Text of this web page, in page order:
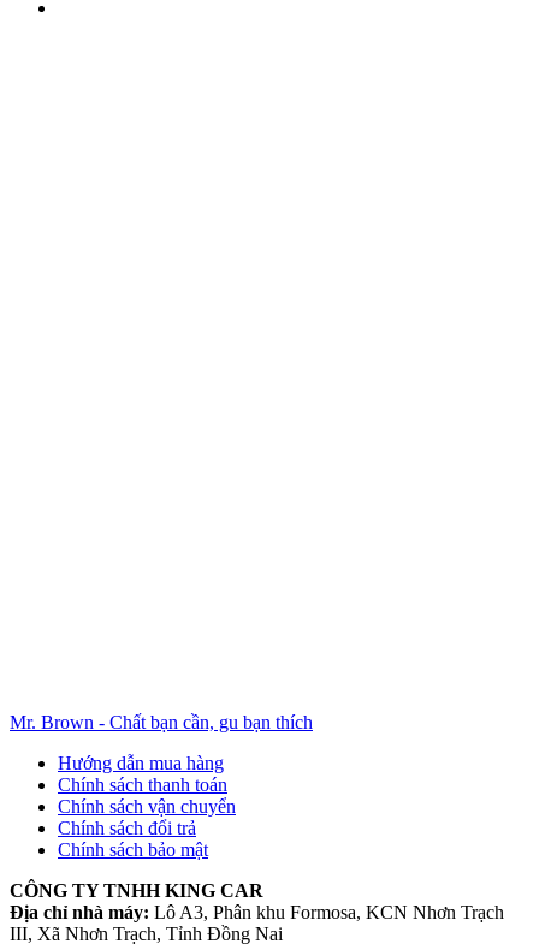
Mr. Brown - Chất bạn cần, gu bạn thích
Hướng dẫn mua hàng
Chính sách thanh toán
Chính sách vận chuyển
Chính sách đổi trả
Chính sách bảo mật
CÔNG TY TNHH KING CAR
Địa chỉ nhà máy: Lô A3, Phân khu Formosa, KCN Nhơn Trạch
III, Xã Nhơn Trạch, Tỉnh Đồng Nai